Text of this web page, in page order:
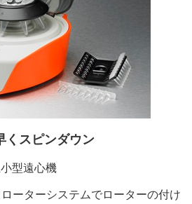
くスピンダウン
型遠心機
ーターシステムでローターの付け
ョップ